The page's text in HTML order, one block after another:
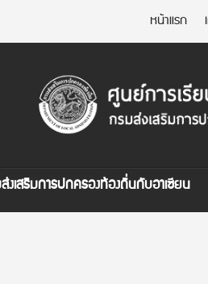
หน้าแรก
งเสริมการปกครองท้องถิ่นกับอาเซียน